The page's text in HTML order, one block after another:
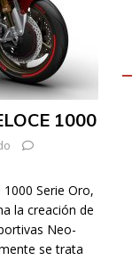
1000
Serie Oro,
la creación de
Neo-
se trata